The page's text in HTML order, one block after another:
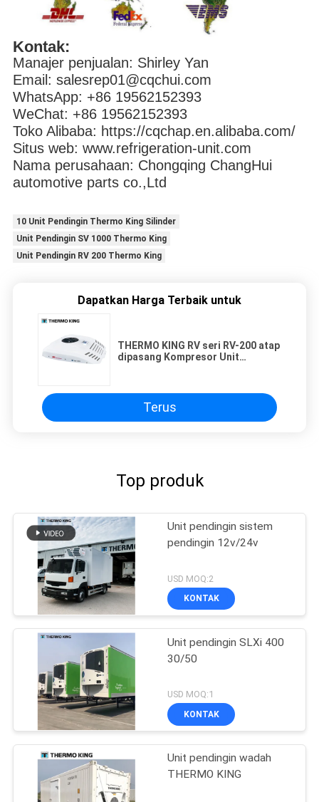
Kontak:
Manajer penjualan: Shirley Yan
Email: salesrep01@cqchui.com
WhatsApp: +86 19562152393
WeChat: +86 19562152393
Toko Alibaba: https://cqchap.en.alibaba.com/
Situs web: www.refrigeration-unit.com
Nama perusahaan: Chongqing ChangHui
automotive parts co.,Ltd
10 Unit Pendingin Thermo King Silinder
Unit Pendingin SV 1000 Thermo King
Unit Pendingin RV 200 Thermo King
Dapatkan Harga Terbaik untuk
THERMO KING RV seri RV-200 atap
dipasang Kompresor Unit
Terus
Top produk
Unit pendingin sistem
pendingin 12v/24v
USD MOQ:2
KONTAK
Unit pendingin SLXi 400
30/50
USD MOQ:1
KONTAK
Unit pendingin wadah
THERMO KING